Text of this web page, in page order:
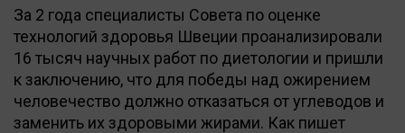
За 2 года специалисты Совета по оценке
технологий здоровья Швеции проанализировали
16 тысяч научных работ по диетологии и пришли
к заключению, что для победы над ожирением
человечество должно отказаться от углеводов и
заменить их здоровыми жирами. Как пишет